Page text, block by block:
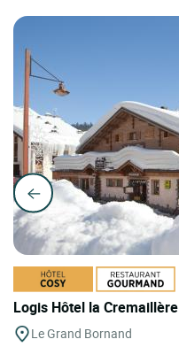
Logis Hôtel la Cremaillère
Le Grand Bornand